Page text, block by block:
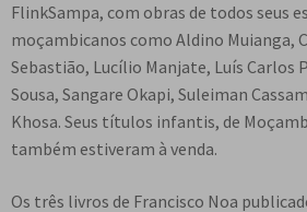
FlinkSampa, com obras de todos seus
moçambicanos como Aldino Muianga,
Sebastião, Lucílio Manjate, Luís Carlos
Sousa, Sangare Okapi, Suleiman
Khosa. Seus títulos infantis, de
também estiveram à venda.
Os três livros de Francisco Noa